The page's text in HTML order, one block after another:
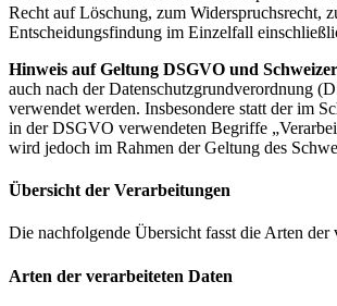
Recht auf Löschung, zum Widerspruchsrecht,
Entscheidungsfindung im Einzelfall
Hinweis auf Geltung DSGVO und
auch nach der Datenschutzgrundverordnung
verwendet werden. Insbesondere statt der im
in der DSGVO verwendeten Begriffe
wird jedoch im Rahmen der Geltung des
Übersicht der Verarbeitungen
Die nachfolgende Übersicht fasst die Arten
Arten der verarbeiteten Daten